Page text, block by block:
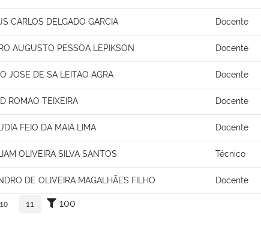
CARLOS DELGADO GARCIA Docente
AUGUSTO PESSOA LEPIKSON Docente
JOSE DE SA LEITAO AGRA Docente
ROMAO TEIXEIRA Docente
FEIO DA MAIA LIMA Docente
OLIVEIRA SILVA SANTOS Técnico
DE OLIVEIRA MAGALHÃES FILHO Docente
10 11 100